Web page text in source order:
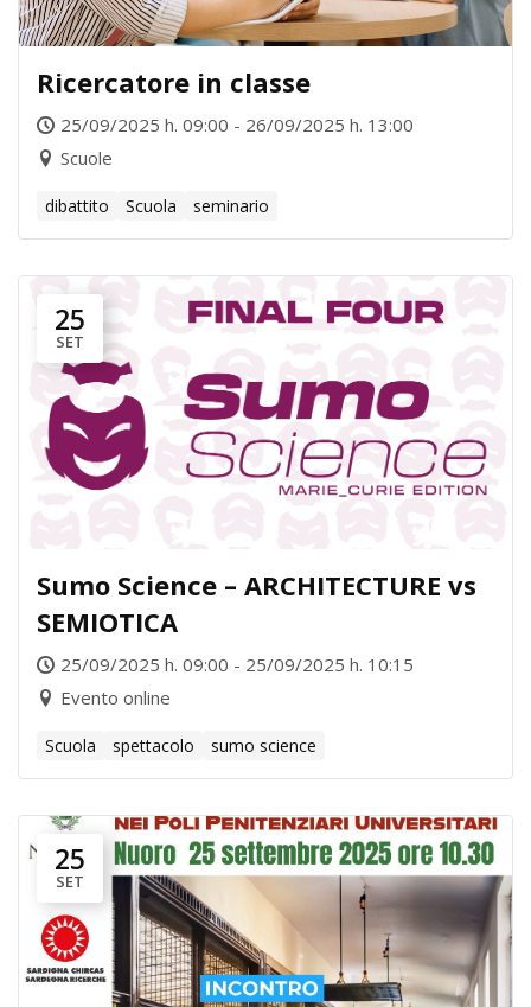
Ricercatore in classe
25/09/2025 h. 09:00 - 26/09/2025 h. 13:00
Scuole
dibattito Scuola seminario
25
SET
Sumo Science – ARCHITECTURE vs
SEMIOTICA
25/09/2025 h. 09:00 - 25/09/2025 h. 10:15
Evento online
Scuola spettacolo sumo science
25
SET